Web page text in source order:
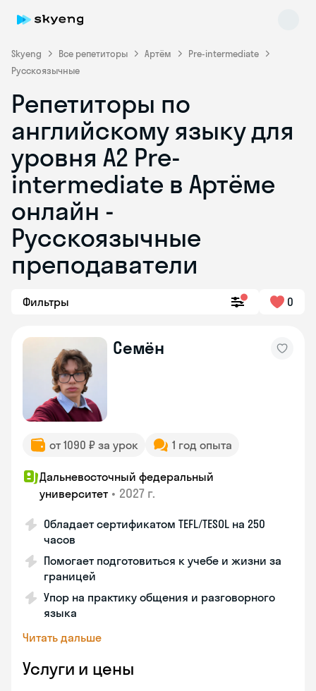
Skyeng Все репетиторы Артём
Pre-intermediate
Русскоязычные
Репетиторы по
английскому языку для
уровня A2 Pre-
intermediate в Артёме
онлайн -
Русскоязычные
преподаватели
Фильтры 0
Семён
от 1090 ₽ за урок 1 год опыта
Дальневосточный федеральный
университет • 2027 г.
Обладает сертификатом TEFL/TESOL на 250
часов
Помогает подготовиться к учебе и жизни за
границей
Упор на практику общения и разговорного
языка
Читать дальше
Услуги и цены
Skyeng Chat